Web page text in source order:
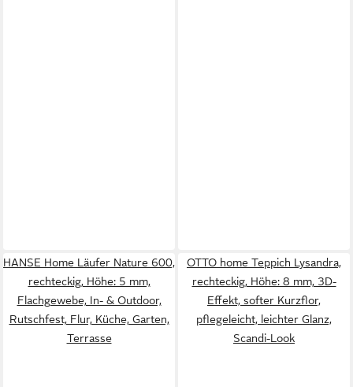
HANSE Home Läufer Nature 600,
rechteckig, Höhe: 5 mm,
Flachgewebe, In- & Outdoor,
Rutschfest, Flur, Küche, Garten,
Terrasse
OTTO home Teppich Lysandra,
rechteckig, Höhe: 8 mm, 3D-
Effekt, softer Kurzflor,
pflegeleicht, leichter Glanz,
Scandi-Look